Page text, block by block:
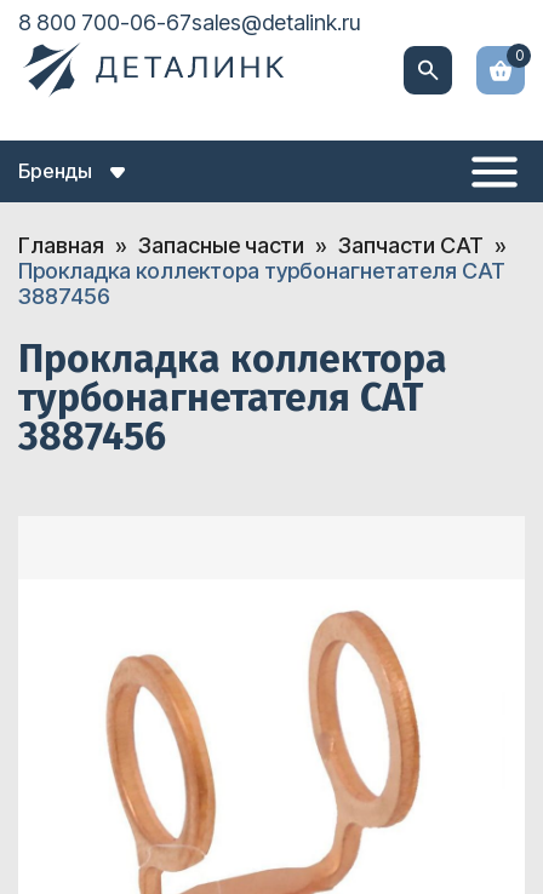
8 800 700-06-67sales@detalink.ru
0
Бренды
Главная Запасные части
Запчасти CAT
Прокладка коллектора турбонагнетателя CAT
3887456
Прокладка коллектора
турбонагнетателя CAT
3887456